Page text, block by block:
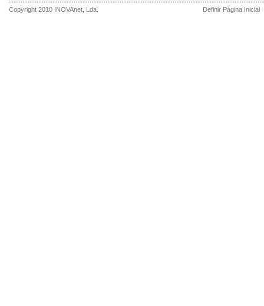
Copyright 2010 INOVAnet , Lda. Definir Página Inicial